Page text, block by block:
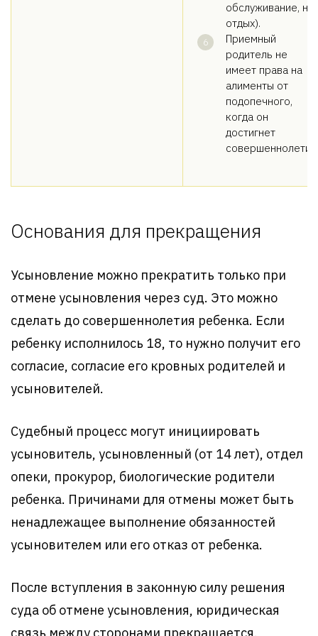
обслуживание, на
отдых).
Приемный
родитель не
имеет права на
алименты от
подопечного,
когда он
достигнет
совершеннолетия.
Основания для прекращения
Усыновление можно прекратить только при
отмене усыновления через суд. Это можно
сделать до совершеннолетия ребенка. Если
ребенку исполнилось 18, то нужно получит его
согласие, согласие его кровных родителей и
усыновителей.
Судебный процесс могут инициировать
усыновитель, усыновленный (от 14 лет), отдел
опеки, прокурор, биологические родители
ребенка. Причинами для отмены может быть
ненадлежащее выполнение обязанностей
усыновителем или его отказ от ребенка.
После вступления в законную силу решения
суда об отмене усыновления, юридическая